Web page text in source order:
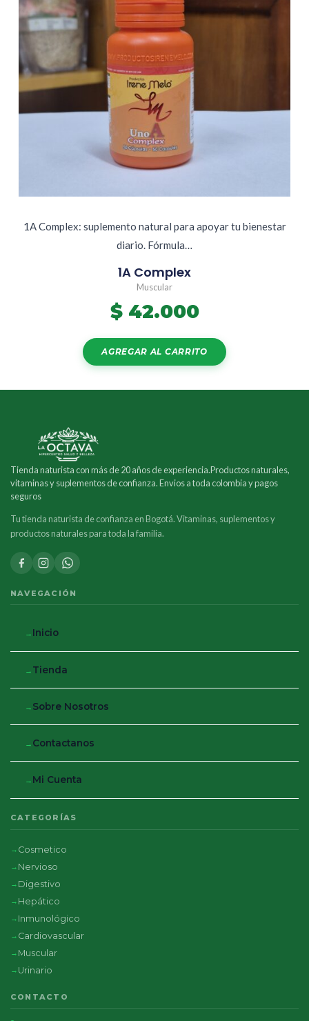
1A Complex: suplemento natural para apoyar tu bienestar
diario. Fórmula…
1A Complex
Muscular
$42.000
AGREGAR AL CARRITO
Tienda naturista con más de 20 años de experiencia.Productos naturales,
vitaminas y suplementos de confianza. Envios a toda colombia y pagos
seguros
Tu tienda naturista de confianza en Bogotá. Vitaminas, suplementos y
productos naturales para toda la familia.
NAVEGACIÓN
Inicio
Tienda
Sobre Nosotros
Contactanos
Mi Cuenta
CATEGORÍAS
Cosmetico
Nervioso
Digestivo
Hepático
Inmunológico
Cardiovascular
Muscular
Urinario
CONTACTO